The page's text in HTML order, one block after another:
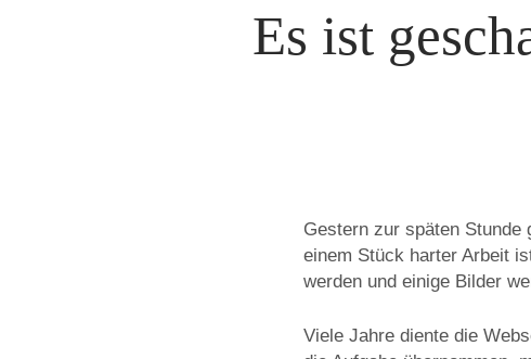
Es ist
Gestern zur späten Stunde
einem Stück harter Arbeit
werden und einige Bilder
Viele Jahre diente die